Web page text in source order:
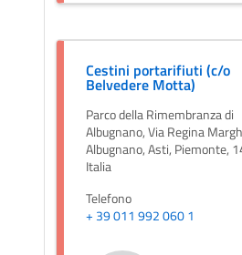
Cestini portarifiuti (c/o
Belvedere Motta)
Parco della Rimembranza di
Albugnano, Via Regina
Albugnano, Asti, Piemonte,
Italia
Telefono
+ 39 011 992 060 1